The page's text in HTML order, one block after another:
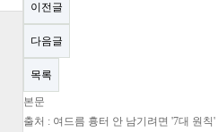
이전글
다음글
목록
본문
출처 : 여드름 흉터 안 남기려면 '7대 원칙